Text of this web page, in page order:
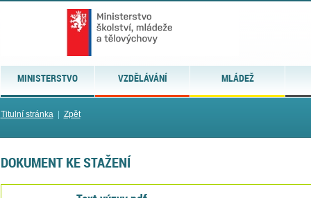
MINISTERSTVO VZDĚLÁVÁNÍ MLÁDEŽ
Titulní stránka| Zpět
DOKUMENT KE STAŽENÍ